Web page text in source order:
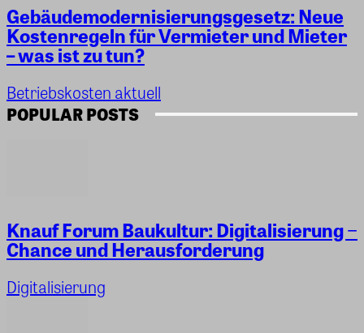
Gebäudemodernisierungsgesetz: Neue
Kostenregeln für Vermieter und Mieter
– was ist zu tun?
Betriebskosten aktuell
POPULAR POSTS
Knauf Forum Baukultur: Digitalisierung −
Chance und Herausforderung
Digitalisierung